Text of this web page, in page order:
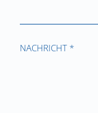
NACHRICHT *